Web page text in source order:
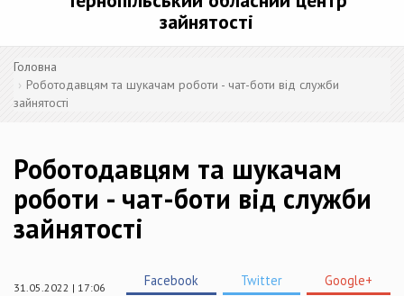
зайнятості
Головна
Роботодавцям та шукачам роботи - чат-боти від служби
зайнятості
Роботодавцям та шукачам
роботи - чат-боти від служби
зайнятості
31.05.2022 | 17:06 Facebook Twitter Google+